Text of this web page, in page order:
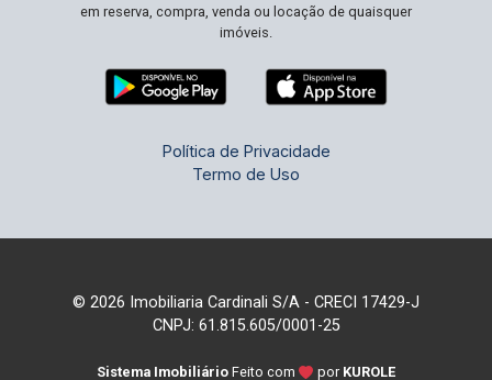
em reserva, compra, venda ou locação de quaisquer
imóveis.
Política de Privacidade
Termo de Uso
© 2026 Imobiliaria Cardinali S/A - CRECI 17429-J
CNPJ: 61.815.605/0001-25
Sistema Imobiliário Feito com por KUROLE